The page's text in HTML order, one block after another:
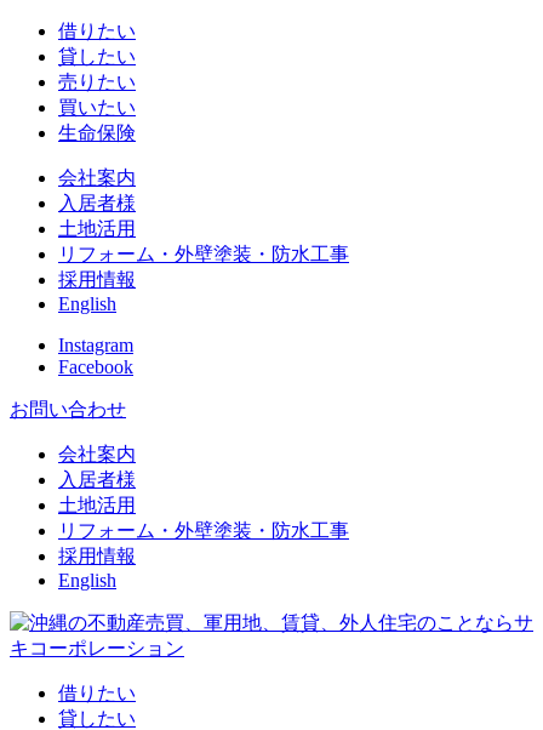
借りたい
貸したい
売りたい
買いたい
生命保険
会社案内
入居者様
土地活用
リフォーム・外壁塗装・防水工事
採用情報
English
Instagram
Facebook
お問い合わせ
会社案内
入居者様
土地活用
リフォーム・外壁塗装・防水工事
採用情報
English
借りたい
貸したい